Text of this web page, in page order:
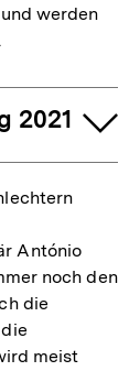
werden
2021
António
noch den
die
meist